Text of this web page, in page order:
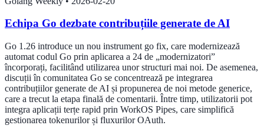
Echipa Go dezbate contribuțiile generate de AI
Go 1.26 introduce un nou instrument go fix, care modernizează
automat codul Go prin aplicarea a 24 de „modernizatori”
încorporați, facilitând utilizarea unor structuri mai noi. De asemenea,
discuții în comunitatea Go se concentrează pe integrarea
contribuțiilor generate de AI și propunerea de noi metode generice,
care a trecut la etapa finală de comentarii. Între timp, utilizatorii pot
integra aplicații terțe rapid prin WorkOS Pipes, care simplifică
gestionarea tokenurilor și fluxurilor OAuth.